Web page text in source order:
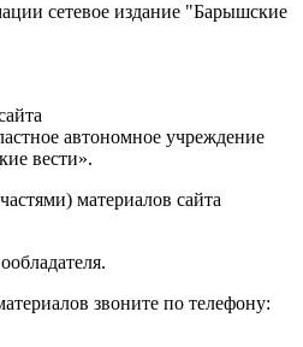
сетевое издание "Барышские
автономное учреждение
вести».
материалов сайта
звоните по телефону: